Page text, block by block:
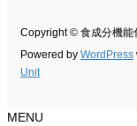
Copyright © 食成分機能
Powered by WordPress
Unit
MENU